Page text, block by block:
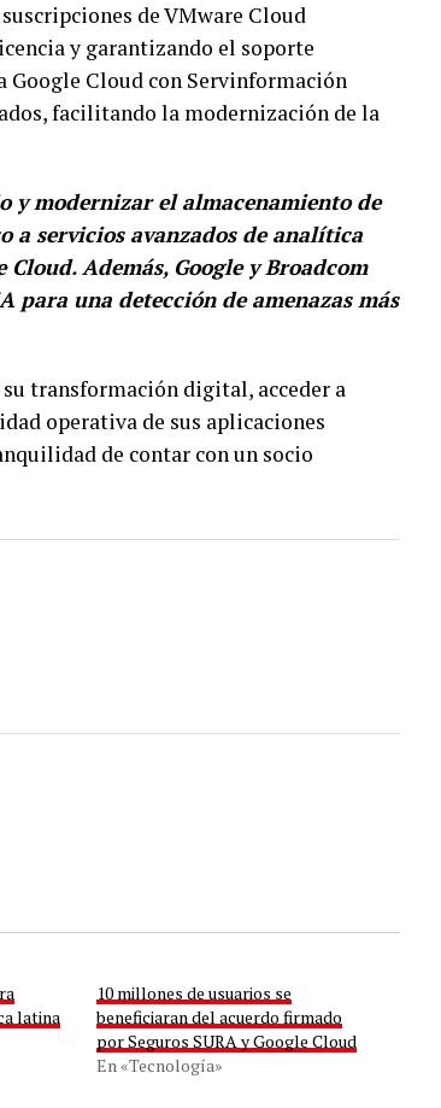
de VMware Cloud
y garantizando el soporte
Google Cloud con Servinformación
facilitando la modernización de la
y modernizar el almacenamiento de
a servicios avanzados de analítica
Además, Google y Broadcom
una detección de amenazas más
transformación digital, acceder a
operativa de sus aplicaciones
de contar con un socio
latina
10 millones de usuarios se
beneficiaran del acuerdo firmado
por Seguros SURA y Google Cloud
En «Tecnología»